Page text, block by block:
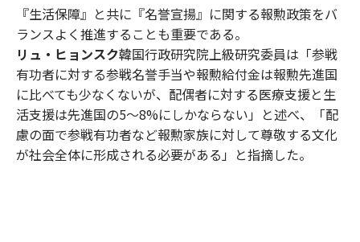
『生活保障』と共に『名誉宣揚』に関する報勲政策をバ
ランスよく推進することも重要である。
リュ・ヒョンスク韓国行政研究院上級研究委員は「参戦
有功者に対する参戦名誉手当や報勲給付金は報勲先進国
に比べても少なくないが、配偶者に対する医療支援と生
活支援は先進国の5〜8%にしかならない」と述べ、「配
慮の面で参戦有功者など報勲家族に対して尊敬する文化
が社会全体に形成される必要がある」と指摘した。